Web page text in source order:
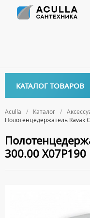
Aculla Каталог
Полотенцедержатель Ravak
300.00 X07P190
КАТАЛОГ ТОВАРОВ
ДИСПЕНСЕРЫ
ДОЗАТОРЫ ДЛЯ МЫЛА
ЕРШИКИ